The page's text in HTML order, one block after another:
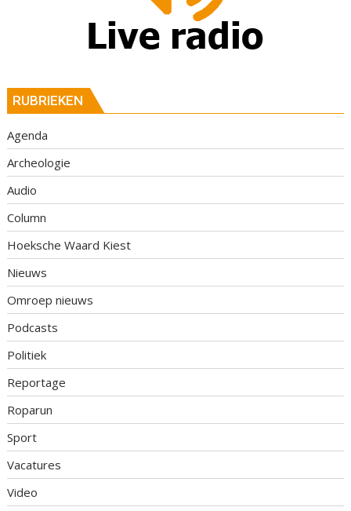
RUBRIEKEN
Agenda
Archeologie
Audio
Column
Hoeksche Waard Kiest
Nieuws
Omroep nieuws
Podcasts
Politiek
Reportage
Roparun
Sport
Vacatures
Video